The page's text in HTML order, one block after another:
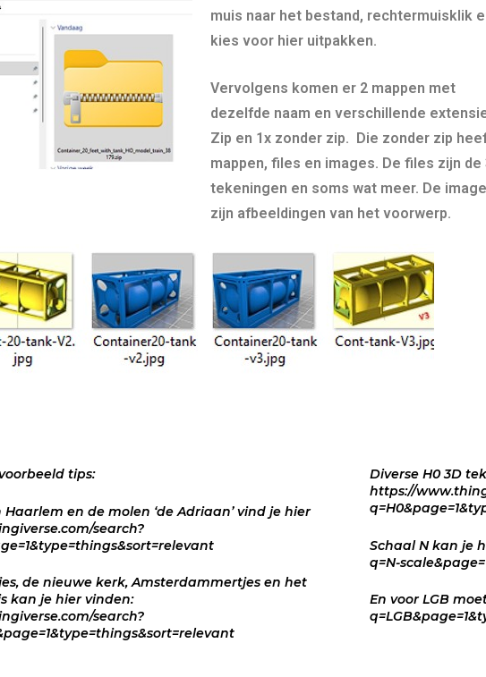
muis naar het bestand, rechtermuisklik
kies voor hier uitpakken.
Vervolgens komen er 2 mappen met
dezelfde naam en verschillende
Zip en 1x zonder zip. Die zonder zip
mappen, files en images. De files zijn de
tekeningen en soms wat meer. De
zijn afbeeldingen van het voorwerp.
tips:
en de molen ‘de Adriaan’ vind je hier
search?
de nieuwe kerk, Amsterdammertjes en het
kan je hier vinden:
search?
Diverse H0 3D
https://
Schaal N kan je
q=N-
En voor LGB